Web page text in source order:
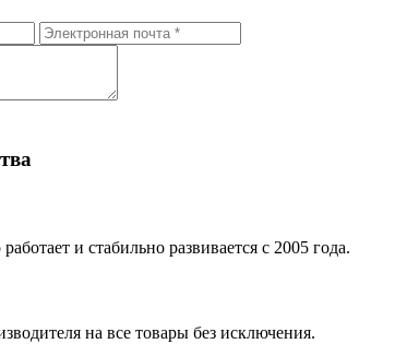
и стабильно развивается с 2005 года.
на все товары без исключения.